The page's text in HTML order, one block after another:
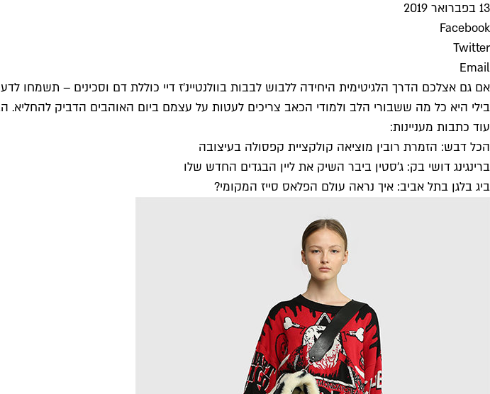
13 בפברואר 2019
Facebook
Twitter
Email
בילי היא כל מה ששבורי הלב ולמודי הכאב צריכים לעטות על עצמם ביום האוהבים הדביק להחליא.
עוד כתבות מעניינות:
הכל דבש: הזמרת רובין מוציאה קולקציית קפסולה בעיצובה
ברינגינג דושי בק: ג'סטין ביבר השיק את ליין הבגדים החדש שלו
ביג בלגן בתל אביב: איך נראה עולם הפלאס סייז המקומי?